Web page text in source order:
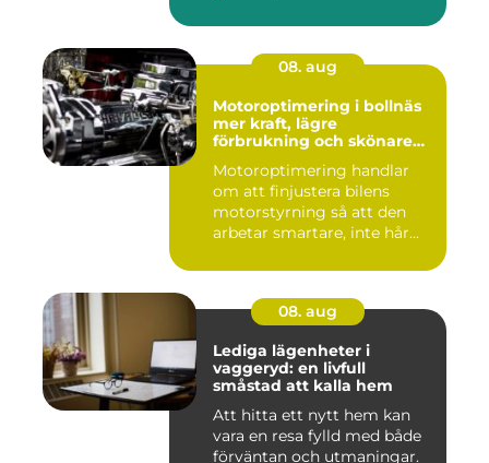
08. aug
Motoroptimering i bollnäs
mer kraft, lägre
förbrukning och skönare
Motoroptimering handlar
om att finjustera bilens
motorstyrning så att den
arbetar smartare, inte hår...
08. aug
Lediga lägenheter i
vaggeryd: en livfull
småstad att kalla hem
Att hitta ett nytt hem kan
vara en resa fylld med både
förväntan och utmaningar.